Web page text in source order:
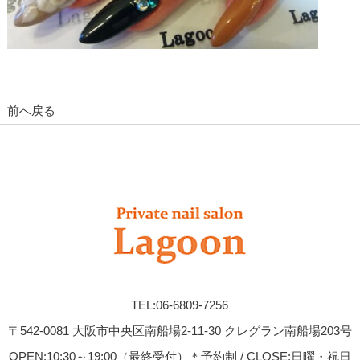
前へ戻る
TEL:06-6809-7256
〒542-0081 大阪市中央区南船場2-11-30 クレグラン南船場203号
OPEN:10:30～19:00（最終受付）＊予約制 / CLOSE:日曜・祝日